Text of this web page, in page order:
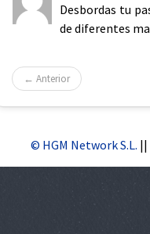
Desbordas tu
de diferentes
← Anterior
© HGM Network S.L. ||